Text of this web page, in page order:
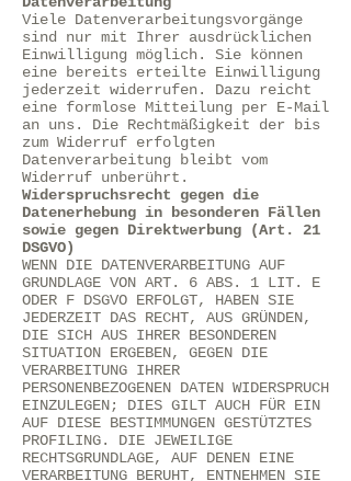
Viele Datenverarbeitungsvorgänge
sind nur mit Ihrer ausdrücklichen
Einwilligung möglich. Sie können
eine bereits erteilte Einwilligung
jederzeit widerrufen. Dazu reicht
eine formlose Mitteilung per E-Mail
an uns. Die Rechtmäßigkeit der bis
zum Widerruf erfolgten
Datenverarbeitung bleibt vom
Widerruf unberührt.
Widerspruchsrecht gegen die
Datenerhebung in besonderen Fällen
sowie gegen Direktwerbung (Art. 21
DSGVO)
WENN DIE DATENVERARBEITUNG AUF
GRUNDLAGE VON ART. 6 ABS. 1 LIT. E
ODER F DSGVO ERFOLGT, HABEN SIE
JEDERZEIT DAS RECHT, AUS GRÜNDEN,
DIE SICH AUS IHRER BESONDEREN
SITUATION ERGEBEN, GEGEN DIE
VERARBEITUNG IHRER
PERSONENBEZOGENEN DATEN WIDERSPRUCH
EINZULEGEN; DIES GILT AUCH FÜR EIN
AUF DIESE BESTIMMUNGEN GESTÜTZTES
PROFILING. DIE JEWEILIGE
RECHTSGRUNDLAGE, AUF DENEN EINE
VERARBEITUNG BERUHT, ENTNEHMEN SIE